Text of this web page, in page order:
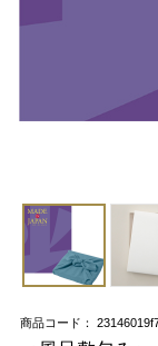
商品コード：